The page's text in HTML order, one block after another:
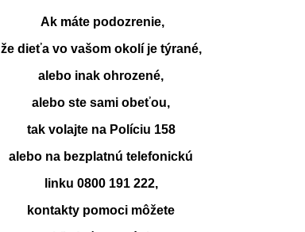
Ak máte podozrenie,
že dieťa vo vašom okolí je týrané,
alebo inak ohrozené,
alebo ste sami obeťou,
tak volajte na Políciu 158
alebo na bezplatnú telefonickú
linku 0800 191 222,
kontakty pomoci môžete